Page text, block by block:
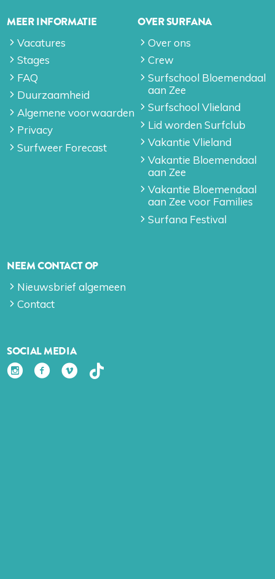
MEER INFORMATIE
Vacatures
Stages
FAQ
Duurzaamheid
Algemene voorwaarden
Privacy
Surfweer Forecast
OVER SURFANA
Over ons
Crew
Surfschool Bloemendaal
aan Zee
Surfschool Vlieland
Lid worden Surfclub
Vakantie Vlieland
Vakantie Bloemendaal
aan Zee
Vakantie Bloemendaal
aan Zee voor Families
Surfana Festival
NEEM CONTACT OP
Nieuwsbrief algemeen
Contact
SOCIAL MEDIA